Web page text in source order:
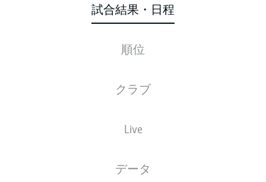
試合結果・日程
順位
クラブ
Live
データ
スターティングメンバー
金, 20.11.2026 - 日, 22.11.2026